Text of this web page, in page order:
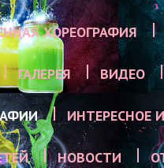
ХОРЕОГРАФИЯ
ГАЛЕРЕЯ ВИДЕО
ИНТЕРЕСНОЕ
НОВОСТИ